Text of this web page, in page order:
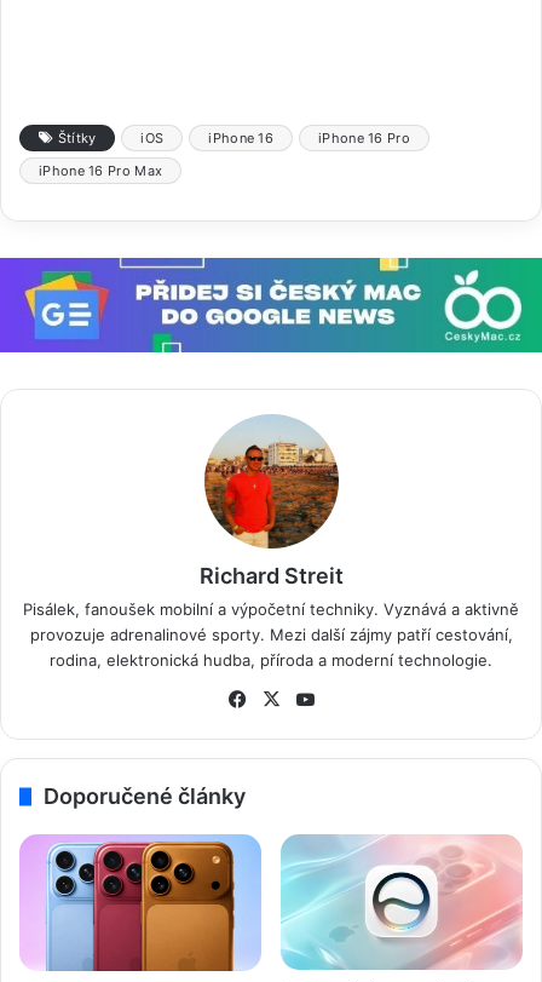
Štítky iOS iPhone 16
iPhone 16 Pro
iPhone 16 Pro Max
Richard Streit
Pisálek, fanoušek mobilní a výpočetní techniky. Vyznává a aktivně
provozuje adrenalinové sporty. Mezi další zájmy patří cestování,
rodina, elektronická hudba, příroda a moderní technologie.
Fa
bo
X
ub
Doporučené články